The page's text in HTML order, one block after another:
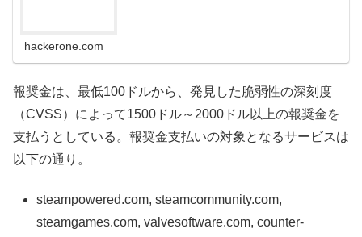
hackerone.com
報奨金は、最低100ドルから、発見した脆弱性の深刻度
（CVSS）によって1500ドル～2000ドル以上の報奨金を
支払うとしている。報奨金支払いの対象となるサービスは
以下の通り。
steampowered.com, steamcommunity.com,
steamgames.com, valvesoftware.com, counter-